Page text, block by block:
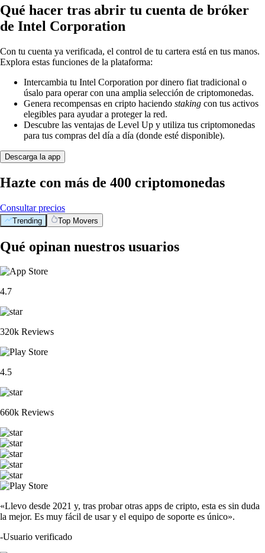
Qué hacer tras abrir tu cuenta de bróker
de Intel Corporation
Con tu cuenta ya verificada, el control de tu cartera está en tus manos.
Explora estas funciones de la plataforma:
Intercambia tu Intel Corporation por dinero fiat tradicional o
úsalo para operar con una amplia selección de criptomonedas.
Genera recompensas en cripto haciendo staking con tus activos
elegibles para ayudar a proteger la red.
Descubre las ventajas de Level Up y utiliza tus criptomonedas
para tus compras del día a día (donde esté disponible).
Descarga la app
Hazte con más de 400 criptomonedas
Consultar precios
Trending Top Movers
Qué opinan nuestros usuarios
4.7
320k Reviews
4.5
660k Reviews
«Llevo desde 2021 y, tras probar otras apps de cripto, esta es sin duda
la mejor. Es muy fácil de usar y el equipo de soporte es único».
-Usuario verificado